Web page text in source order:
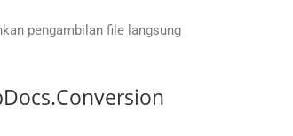
pengambilan file langsung